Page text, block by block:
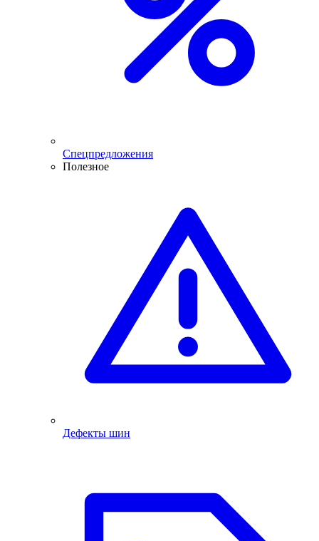
Спецпредложения
Полезное
Дефекты шин